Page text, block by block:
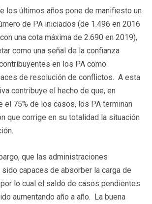
los últimos años pone de manifiesto un
de PA iniciados (de 1.496 en 2016
una cota máxima de 2.690 en 2019),
como una señal de la confianza
en los PA como
de resolución de conflictos. A esta
contribuye el hecho de que, en
el 75% de los casos, los PA terminan
que corrige en su totalidad la situación
que las administraciones
capaces de absorber la carga de
lo cual el saldo de casos pendientes
aumentando año a año. La buena